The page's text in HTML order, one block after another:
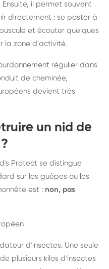
il permet souvent
directement : se poster à
et écouter quelques
la zone d'activité.
régulier dans
de cheminée,
devient très
un nid de
Protect se distingue
sur les guêpes ou les
est : non, pas
d'insectes. Une seule
plusieurs kilos d'insectes